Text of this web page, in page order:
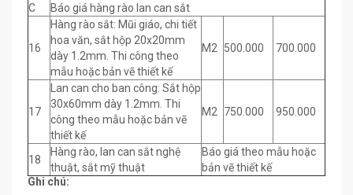
C
Báo giá hàng rào lan can sắt
16
Hàng rào sắt: Mũi giáo, chi tiết
hoa văn, sắt hộp 20x20mm
dày 1.2mm. Thi công theo
mẫu hoặc bản vẽ thiết kế
M2 500.000 700.000
17
Lan can cho ban công: Sắt hộp
30x60mm dày 1.2mm. Thi
công theo mẫu hoặc bản vẽ
thiết kế
M2 750.000 950.000
18
Hàng rào, lan can sắt nghệ
thuật, sắt mỹ thuật
Báo giá theo mẫu hoặc
bản vẽ thiết kế
Ghi chú: